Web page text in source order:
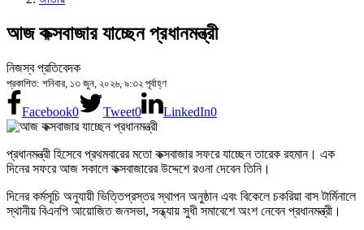
আজ কক্সবাজার যাচ্ছেন প্রধানমন্ত্রী
নিজস্ব প্রতিবেদক
প্রকাশিত: শনিবার, ১৩ জুন, ২০২৬, ৯:৩২ পূর্বাহ্ণ
Facebook0 Tweet0 LinkedIn0
প্রধানমন্ত্রী হিসেবে প্রথমবারের মতো কক্সবাজার সফরে যাচ্ছেন তারেক রহমান। এক
দিনের সফরে আজ সকালে কক্সবাজারের উদ্দেশে রওনা দেবেন তিনি।
দিনের কর্মসূচি অনুযায়ী ভিত্তিপ্রস্তর স্থাপন অনুষ্ঠান এবং বিকেলে চকরিয়া বাস টার্মিনালে
স্থানীয় বিএনপি আয়োজিত জনসভা, সন্ধ্যায় সুধী সমাবেশে অংশ নেবেন প্রধানমন্ত্রী।